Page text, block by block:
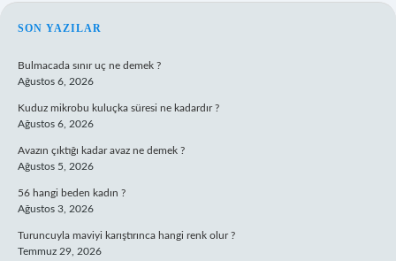
SIDEBAR
SON YAZILAR
Bulmacada sınır uç ne demek ?
Ağustos 6, 2026
Kuduz mikrobu kuluçka süresi ne kadardır ?
Ağustos 6, 2026
Avazın çıktığı kadar avaz ne demek ?
Ağustos 5, 2026
56 hangi beden kadın ?
Ağustos 3, 2026
Turuncuyla maviyi karıştırınca hangi renk olur ?
Temmuz 29, 2026